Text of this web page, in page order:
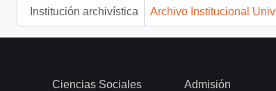
Institución archivística Archivo Institucional
Ciencias Sociales Admisión